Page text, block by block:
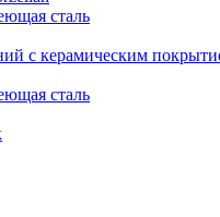
сталь
с керамическим
сталь